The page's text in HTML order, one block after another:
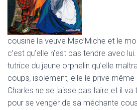
cousine la veuve Mac’Miche et le
c’est qu’elle n’est pas tendre avec
tutrice du jeune orphelin qu’elle
coups, isolement, elle le prive même
Charles ne se laisse pas faire et il
pour se venger de sa méchante